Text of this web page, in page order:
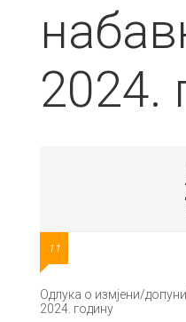
2024.
11
Одлука о измјени/
2024. годину